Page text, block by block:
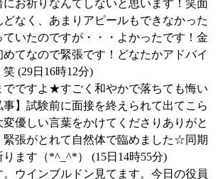
にお祈りなんてしないと思います！笑面
なく、あまりアピールもできなかった
いたのですが・・・よかったです！金
てなので緊張です！どなたかアドバイ
(29日16時12分)
でですよ★すごく和やかで落ちても悔い
】試験前に面接を終えられて出てこら
優しい言葉をかけてくださりありがと
緊張がとれて自然体で臨めました☆同期
ます（*^_^*） (15日14時55分)
。ウインブルドン見てます。今日の役員